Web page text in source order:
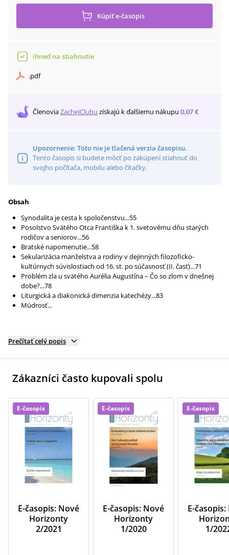
Kúpiťe-časopis
ihneď na stiahnutie
.pdf
ČlenoviaZachejClubu získajú k ďalšiemu nákupu 0,07 €
Upozornenie: Toto nie je tlačená verzia časopisu.
Tento časopis si budete môcť po zakúpení stiahnuť do
svojho počítača, mobilu alebo čítačky.
Obsah
Synodalita je cesta k spoločenstvu...55
Posolstvo Svätého Otca Františka k 1. svetovému dňu starých
rodičov a seniorov...56
Bratské napomenutie...58
Sekularizácia manželstva a rodiny v dejinných filozoficko-
kultúrnych súvislostiach od 16. st. po súčasnosť (II. časť)...71
Problém zla u svätého Aurélia Augustína – Čo so zlom v dnešnej
dobe?...78
Liturgická a diakonická dimenzia katechézy...83
Múdrosť...
Prečítať celý popis
Zákazníci často kupovali spolu
E-časopis
E-časopis: Nové
Horizonty
2/2021
E-časopis
E-časopis: Nové
Horizonty
1/2020
E-časopis
E-
1/